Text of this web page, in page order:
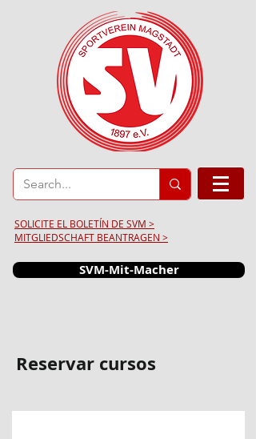
SOLICITE EL BOLETÍN DE SVM >
MITGLIEDSCHAFT BEANTRAGEN >
SVM-Mit-Macher
Reservar cursos